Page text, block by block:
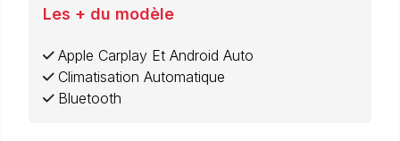
Les + du modèle
Apple Carplay Et Android Auto
Climatisation Automatique
Bluetooth